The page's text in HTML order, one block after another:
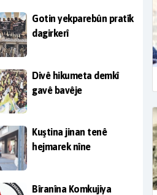
Gotin yekparebûn pratîk
dagirkerî
Divê hikumeta demkî
gavê bavêje
Kuştina jinan tenê
hejmarek nîne
Bîranîna Komkujiya